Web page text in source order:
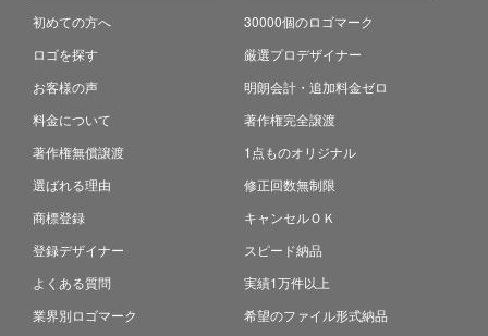
初めての方へ
ロゴを探す
お客様の声
料金について
著作権無償譲渡
選ばれる理由
商標登録
登録デザイナー
よくある質問
業界別ロゴマーク
30000個のロゴマーク
厳選プロデザイナー
明朗会計・追加料金ゼロ
著作権完全譲渡
1点ものオリジナル
修正回数無制限
キャンセルＯＫ
スピード納品
実績1万件以上
希望のファイル形式納品